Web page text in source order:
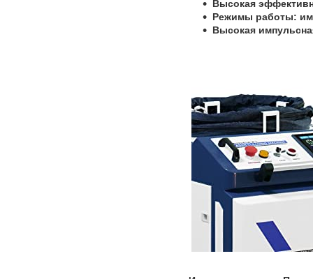
Высокая
Режимы работы:
Высокая